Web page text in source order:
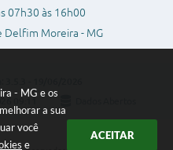
- MG e os
a sua
você
e
ACEITAR
07h30 às 16h00
Delfim Moreira - MG